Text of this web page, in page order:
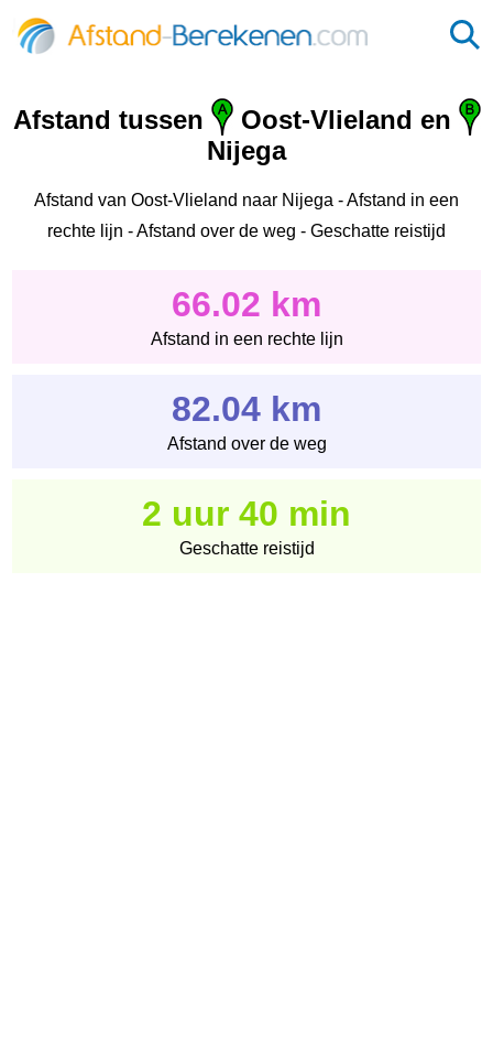
Afstand tussen
Oost-Vlieland en
Nijega
Afstand van Oost-Vlieland naar Nijega - Afstand in een
rechte lijn - Afstand over de weg - Geschatte reistijd
66.02 km
Afstand in een rechte lijn
82.04 km
Afstand over de weg
2 uur 40 min
Geschatte reistijd